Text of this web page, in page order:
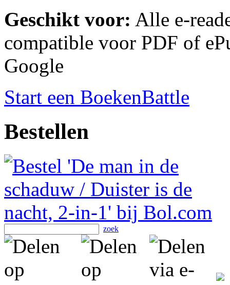
Geschikt voor: Alle e-
compatible voor PDF of
Google
Start een BoekenBattle
Bestellen
zoek